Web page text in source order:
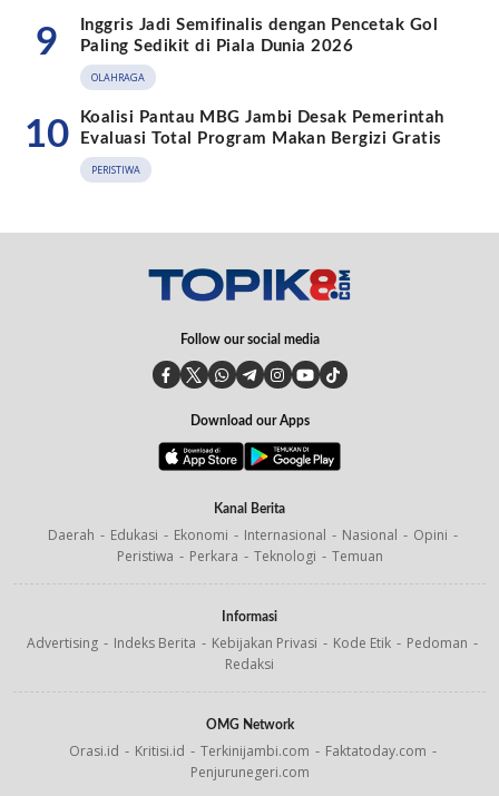
9
Inggris Jadi Semifinalis dengan Pencetak Gol
Paling Sedikit di Piala Dunia 2026
OLAHRAGA
10
Koalisi Pantau MBG Jambi Desak Pemerintah
Evaluasi Total Program Makan Bergizi Gratis
PERISTIWA
Follow our social media
Download our Apps
Kanal Berita
Daerah Edukasi Ekonomi Internasional Nasional
Opini
Peristiwa
Perkara Teknologi Temuan
Informasi
Advertising Indeks Berita Kebijakan Privasi Kode Etik
Pedoman
Redaksi
OMG Network
Orasi.id Kritisi.id Terkinijambi.com
Faktatoday.com
Penjurunegeri.com